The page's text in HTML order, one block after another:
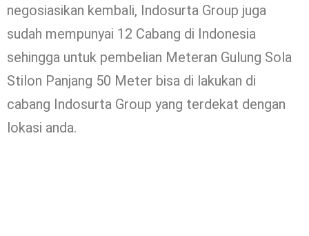
negosiasikan kembali, Indosurta Group juga
sudah mempunyai 12 Cabang di Indonesia
sehingga untuk pembelian Meteran Gulung Sola
Stilon Panjang 50 Meter bisa di lakukan di
cabang Indosurta Group yang terdekat dengan
lokasi anda.